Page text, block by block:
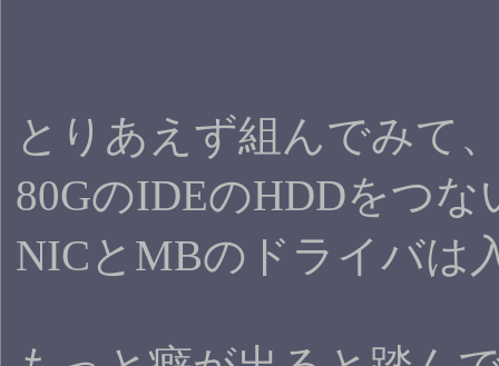
とりあえず組んでみて
80GのIDEのHDDをつ
NICとMBのドライバは